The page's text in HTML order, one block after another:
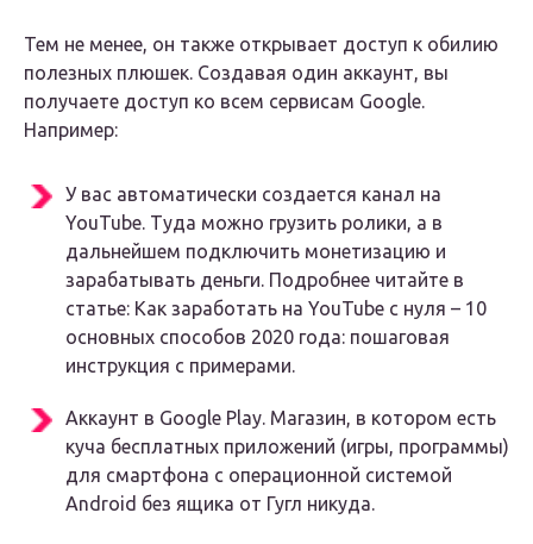
Тем не менее, он также открывает доступ к обилию
полезных плюшек. Создавая один аккаунт, вы
получаете доступ ко всем сервисам Google.
Например:
У вас автоматически создается канал на
YouTube. Туда можно грузить ролики, а в
дальнейшем подключить монетизацию и
зарабатывать деньги. Подробнее читайте в
статье: Как заработать на YouTube с нуля – 10
основных способов 2020 года: пошаговая
инструкция с примерами.
Аккаунт в Google Play. Магазин, в котором есть
куча бесплатных приложений (игры, программы)
для смартфона с операционной системой
Android без ящика от Гугл никуда.